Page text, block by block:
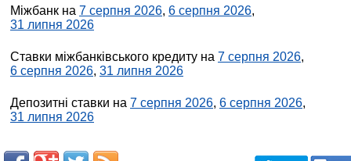
Міжбанк на 7 серпня 2026, 6 серпня 2026,
31 липня 2026
Ставки міжбанківського кредиту на 7 серпня 2026,
6 серпня 2026, 31 липня 2026
Депозитні ставки на 7 серпня 2026, 6 серпня 2026,
31 липня 2026